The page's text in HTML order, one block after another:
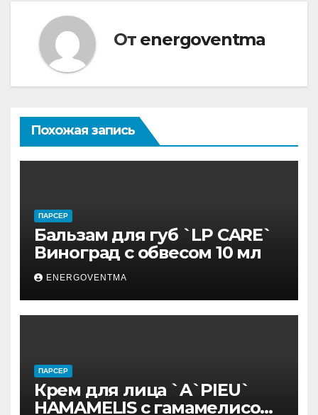
От energoventma
Похожая запись
ПАРСЕР
Бальзам для губ `LP CARE`
Виноград с обвесом 10 мл
ENERGOVENTMA
ПАРСЕР
Крем для лица `A`PIEU`
HAMAMELIS с гамамелисом